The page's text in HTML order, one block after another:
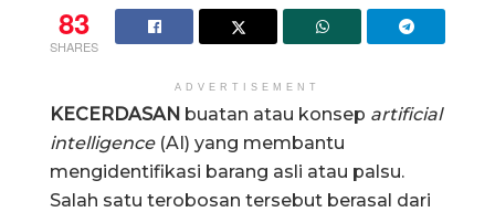
83
SHARES
ADVERTISEMENT
KECERDASAN buatan atau konsep artificial
intelligence(AI) yang membantu
mengidentifikasi barang asli atau palsu.
Salah satu terobosan tersebut berasal dari